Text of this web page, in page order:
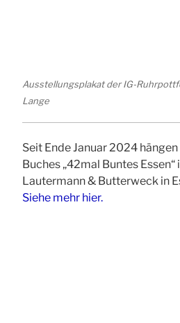
Ausstellungsplakat der IG-
Lange
Seit Ende Januar 2024
Buches „42mal Buntes
Lautermann & Butterweck in
Siehe mehr hier.